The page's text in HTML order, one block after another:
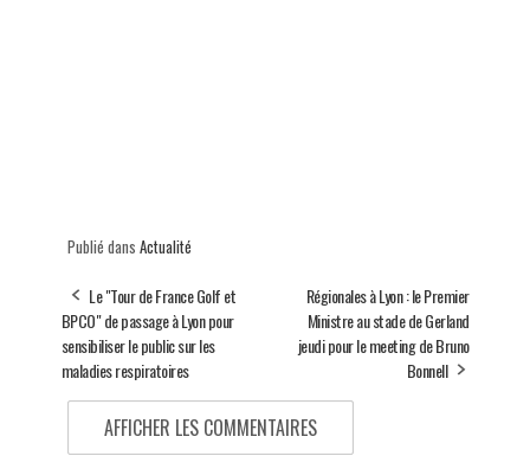
Publié dans Actualité
Le "Tour de France Golf et
BPCO" de passage à Lyon pour
sensibiliser le public sur les
maladies respiratoires
Régionales à Lyon : le Premier
Ministre au stade de Gerland
jeudi pour le meeting de Bruno
Bonnell
AFFICHER LES COMMENTAIRES